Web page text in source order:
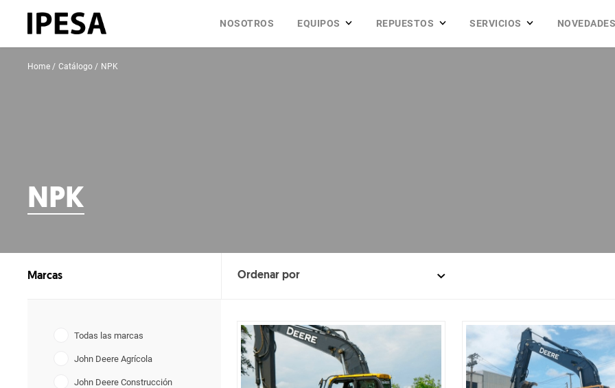
NOSOTROS EQUIPOS REPUESTOS SERVICIOS NOVEDADES
Home Catálogo NPK
NPK
Marcas
Todas las marcas
John Deere Agrícola
John Deere Construcción